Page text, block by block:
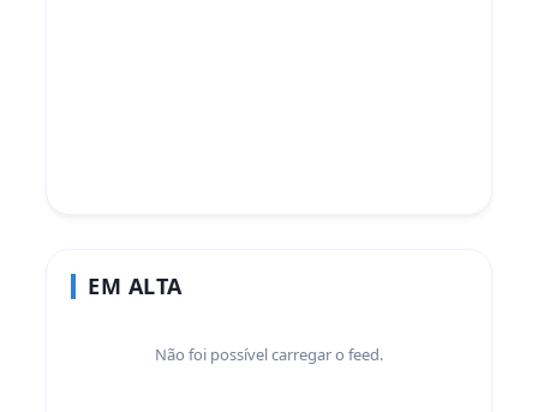
EM ALTA
Não foi possível carregar o feed.